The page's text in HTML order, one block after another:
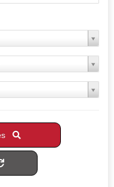
Filtrer les annonces